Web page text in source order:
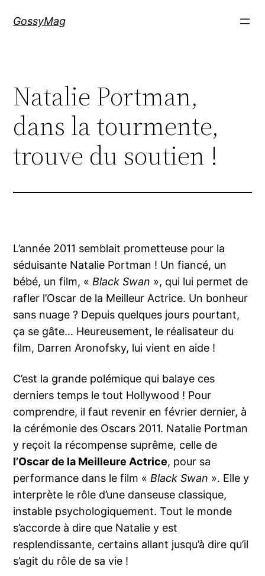
GossyMag
Natalie Portman,
dans la tourmente,
trouve du soutien !
L’année 2011 semblait prometteuse pour la
séduisante Natalie Portman ! Un fiancé, un
bébé, un film, «Black Swan », qui lui permet de
rafler l’Oscar de la Meilleur Actrice. Un bonheur
sans nuage ? Depuis quelques jours pourtant,
ça se gâte… Heureusement, le réalisateur du
film, Darren Aronofsky, lui vient en aide !
C’est la grande polémique qui balaye ces
derniers temps le tout Hollywood ! Pour
comprendre, il faut revenir en février dernier, à
la cérémonie des Oscars 2011. Natalie Portman
y reçoit la récompense suprême, celle de
l’Oscar de la Meilleure Actrice, pour sa
performance dans le film «Black Swan ». Elle y
interprète le rôle d’une danseuse classique,
instable psychologiquement. Tout le monde
s’accorde à dire que Natalie y est
resplendissante, certains allant jusqu’à dire qu’il
s’agit du rôle de sa vie !